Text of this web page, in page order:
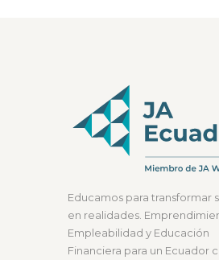
Educamos para transformar
en realidades.
Empleabilidad y Educación
Financiera para un Ecuador